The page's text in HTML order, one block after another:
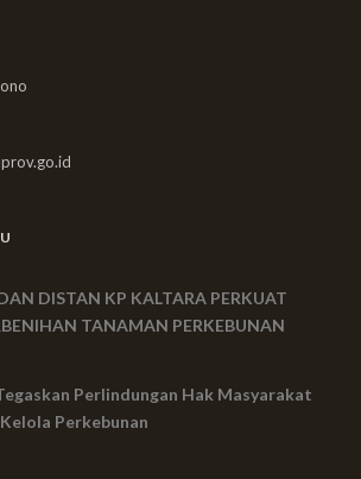
DISTAN KP KALTARA PERKUAT
TANAMAN PERKEBUNAN
Perlindungan Hak Masyarakat
Perkebunan